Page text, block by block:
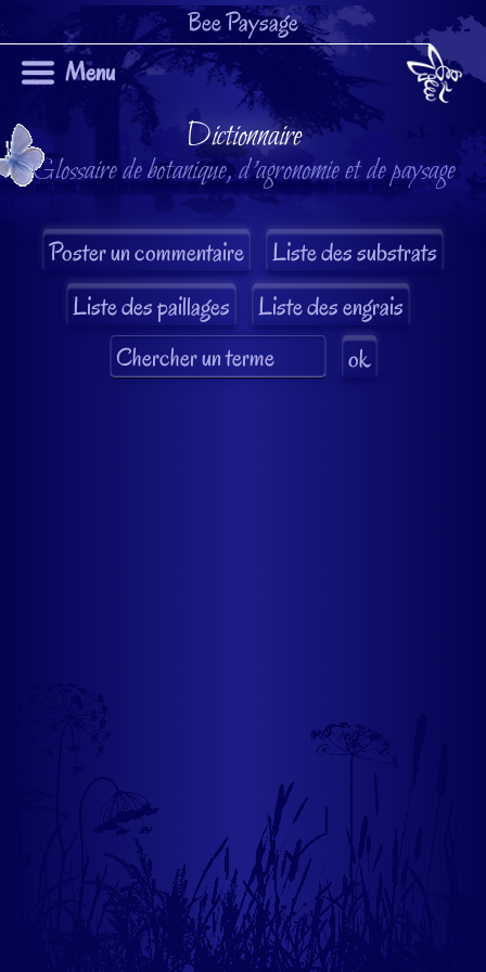
Bee Paysage
Menu
Dictionnaire
Glossaire de botanique, d'agronomie et de paysage
Liste des substrats
Liste des paillages
Liste des engrais